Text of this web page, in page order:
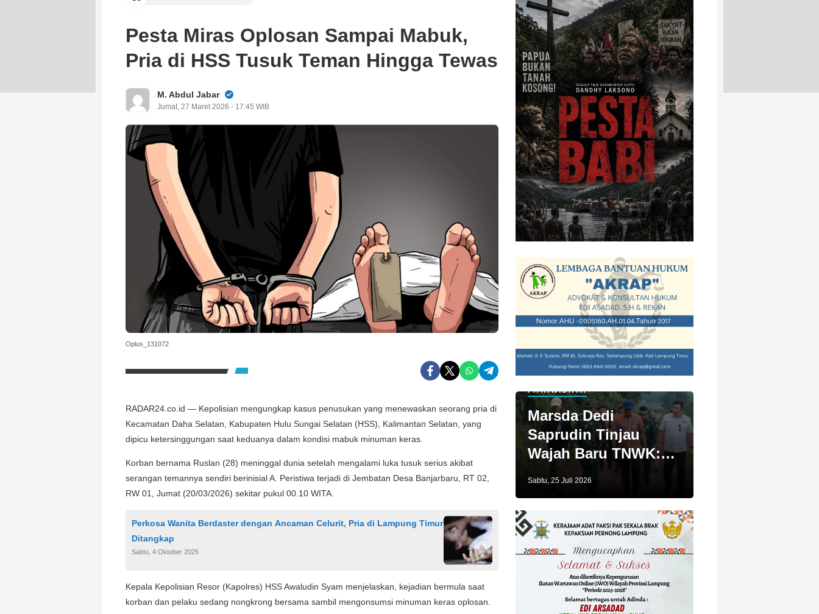
Pesta Miras Oplosan Sampai Mabuk,
Pria di HSS Tusuk Teman Hingga Tewas
M. Abdul Jabar
Jumat, 27 Maret 2026 - 17:45 WIB
Oplus_131072
RADAR24.co.id — Kepolisian mengungkap kasus penusukan yang menewaskan seorang pria di
Kecamatan Daha Selatan, Kabupaten Hulu Sungai Selatan (HSS), Kalimantan Selatan, yang
dipicu ketersinggungan saat keduanya dalam kondisi mabuk minuman keras.
Korban bernama Ruslan (28) meninggal dunia setelah mengalami luka tusuk serius akibat
serangan temannya sendiri berinisial A. Peristiwa terjadi di Jembatan Desa Banjarbaru, RT 02,
RW 01, Jumat (20/03/2026) sekitar pukul 00.10 WITA.
Perkosa Wanita Berdaster dengan Ancaman Celurit, Pria di Lampung Timur
Ditangkap
Sabtu, 4 Oktober 2025
Kepala Kepolisian Resor (Kapolres) HSS Awaludin Syam menjelaskan, kejadian bermula saat
korban dan pelaku sedang nongkrong bersama sambil mengonsumsi minuman keras oplosan.
PARIWISATA
Marsda Dedi
Saprudin Tinjau
Wajah Baru TNWK:
Sabtu, 25 Juli 2026